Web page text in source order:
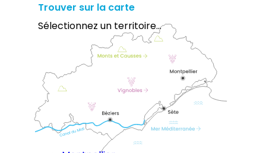
Trouver sur la carte
Sélectionnez un territoire...